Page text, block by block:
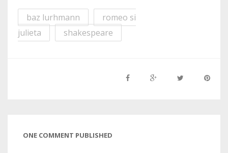
baz lurhmann
romeo si
julieta
shakespeare
ONE COMMENT PUBLISHED